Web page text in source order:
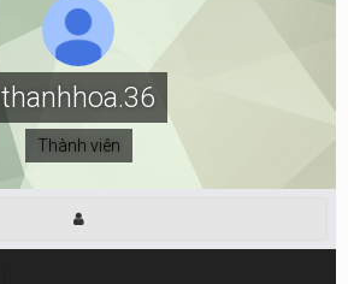
thanhhoa.36
Thành viên